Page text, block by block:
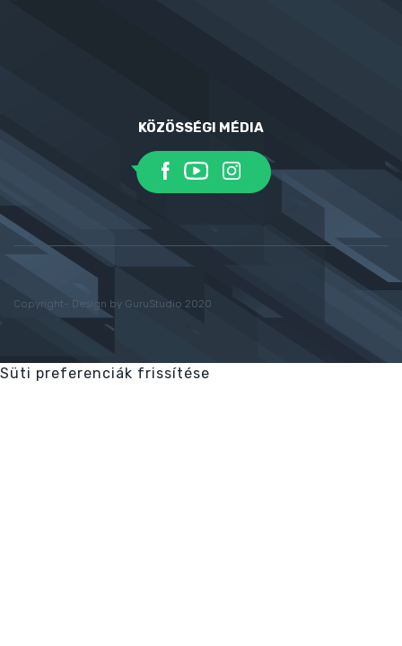
KÖZÖSSÉGI MÉDIA
Copyright- Design by GuruStudio 2020
Süti preferenciák frissítése